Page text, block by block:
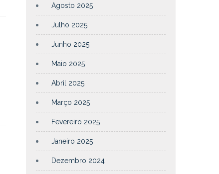
Agosto 2025
Julho 2025
Junho 2025
Maio 2025
Abril 2025
Março 2025
Fevereiro 2025
Janeiro 2025
Dezembro 2024